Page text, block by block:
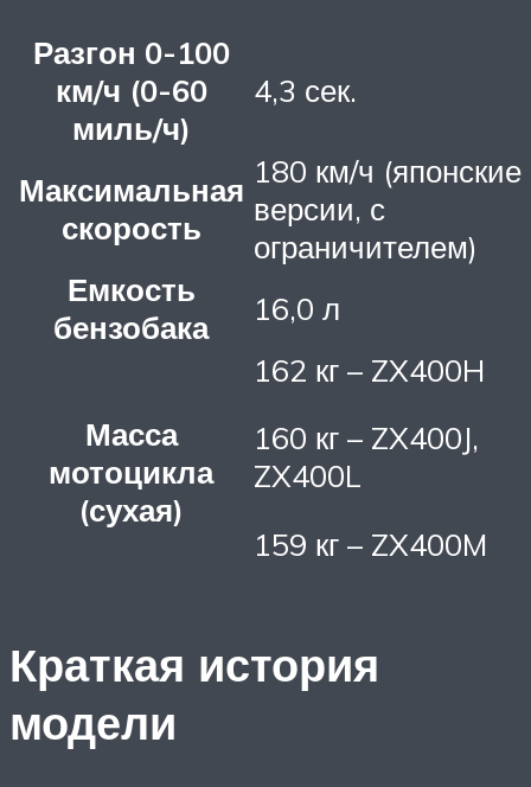
Разгон 0-100
км/ч (0-60
миль/ч)
4,3 сек.
Максимальная
скорость
180 км/ч (японские
версии, с
ограничителем)
Емкость
бензобака
16,0 л
Масса
мотоцикла
(сухая)
162 кг – ZX400H
160 кг – ZX400J,
ZX400L
159 кг – ZX400M
Краткая история
модели